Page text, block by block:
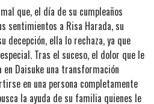
que, el día de su cumpleaños
sentimientos a Risa Harada, su
decepción, ella lo rechaza, ya que
Tras el suceso, el dolor que le
Daisuke una transformación
en una persona completamente
la ayuda de su familia quienes le